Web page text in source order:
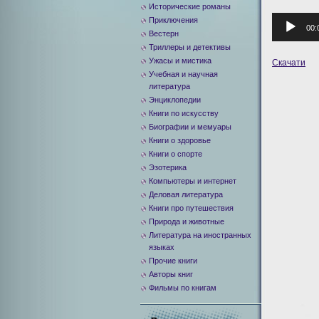
Аудиоплеер
Скачати
Исторические романы
Приключения
Вестерн
Триллеры и детективы
Ужасы и мистика
Учебная и научная
литература
Энциклопедии
Книги по искусству
Биографии и мемуары
Книги о здоровье
Книги о спорте
Эзотерика
Компьютеры и интернет
Деловая литература
Книги про путешествия
Природа и животные
Литература на иностранных
языках
Прочие книги
Авторы книг
Фильмы по книгам